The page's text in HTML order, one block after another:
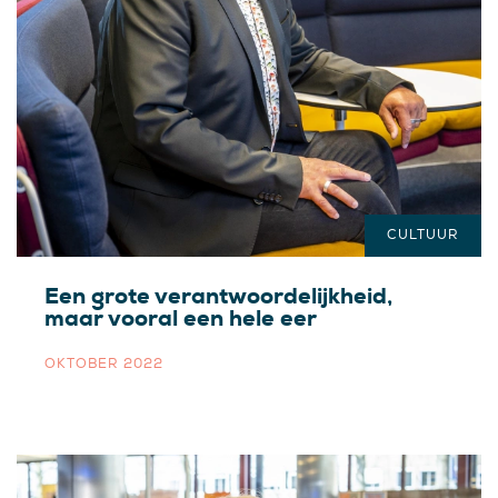
Een grote verantwoordelijkheid,
maar vooral een hele eer
OKTOBER 2022
CULTUUR